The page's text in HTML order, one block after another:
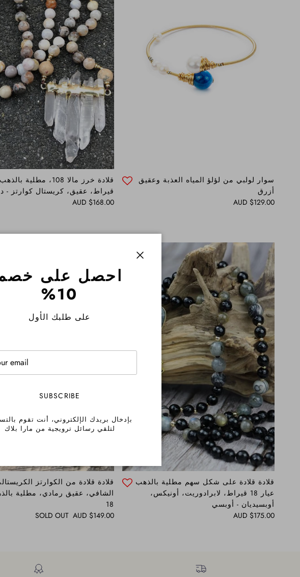
سوار لولبي من لؤلؤ المياه العذبة وعقيق
أزرق
Regular price
$129.00 AUD
قيراط، عقيق، كريستال كوارتز -
Regular price
$168.00 AUD
قلادة قلادة على شكل سهم مطلية بالذهب
عيار 18 قيراط، لابرادوريت، أونيكس،
أوبسيديان - أوبسي
Regular price
$175.00 AUD
قلادة قلادة من الكوارتز
الشافي، عقيق رمادي، مطلية
18
Regular price
$149.00 AUD
SOLD OUT
احصل على
10%
على طلبك الأول
SUBSCRIBE
بإدخال بريدك الإلكتروني، أنت تقوم
لتلقي رسائل ترويجية من مارا بلاك